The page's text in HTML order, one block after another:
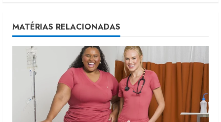
u
e
MATÉRIAS RELACIONADAS